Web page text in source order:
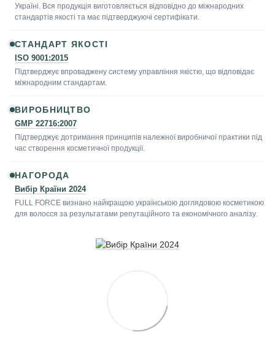
Україні. Вся продукція виготовляється відповідно до міжнародних
стандартів якості та має підтверджуючі сертифікати.
СТАНДАРТ ЯКОСТІ
ISO 9001:2015
Підтверджує впроваджену систему управління якістю, що відповідає
міжнародним стандартам.
ВИРОБНИЦТВО
GMP 22716:2007
Підтверджує дотримання принципів належної виробничої практики під
час створення косметичної продукції.
НАГОРОДА
Вибір Країни 2024
FULL FORCE визнано найкращою українською доглядовою косметикою
для волосся за результатами репутаційного та економічного аналізу.